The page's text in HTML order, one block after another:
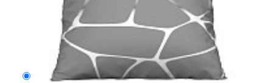
50x40 cm